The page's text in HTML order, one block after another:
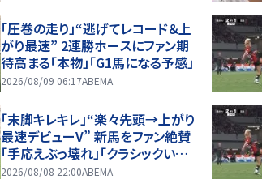
「圧巻の走り」“逃げてレコード＆上
がり最速” 2連勝ホースにファン期
待高まる「本物」「G1馬になる予感」
2026/08/09 06:17ABEMA
「末脚キレキレ」“楽々先頭→上がり
最速デビューV” 新馬をファン絶賛
「手応えぶっ壊れ」「クラシックいけ
る馬かも」
2026/08/08 22:00ABEMA